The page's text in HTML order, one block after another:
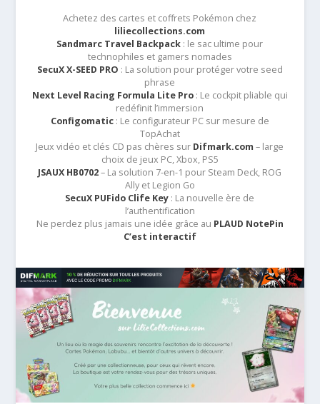
Achetez des cartes et coffrets Pokémon chez
liliecollections.com
Sandmarc Travel Backpack : le sac ultime pour
technophiles et gamers nomades
SecuX X-SEED PRO : La solution pour protéger votre seed
phrase
Next Level Racing Formula Lite Pro: Le cockpit pliable qui
redéfinit l’immersion
Configomatic: Le configurateur PC sur mesure de
TopAchat
Jeux vidéo et clés CD pas chères sur Difmark.com – large
choix de jeux PC, Xbox, PS5
JSAUX HB0702– La solution 7-en-1 pour Steam Deck, ROG
Ally et Legion Go
SecuX PUFido Clife Key : La nouvelle ère de
l’authentification
Ne perdez plus jamais une idée grâce au PLAUD NotePin
C’est interactif